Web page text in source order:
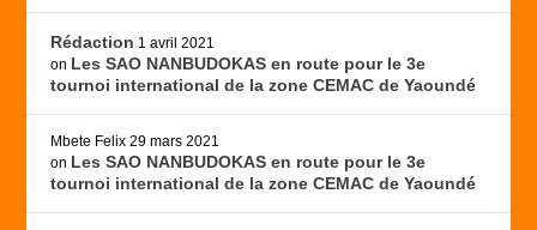
Rédaction 1 avril 2021
on Les SAO NANBUDOKAS en route pour le 3e
tournoi international de la zone CEMAC de Yaoundé
Mbete Felix 29 mars 2021
on Les SAO NANBUDOKAS en route pour le 3e
tournoi international de la zone CEMAC de Yaoundé